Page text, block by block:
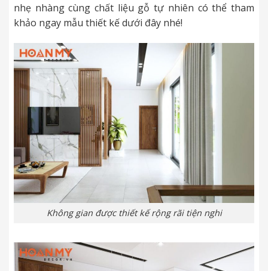
nhẹ nhàng cùng chất liệu gỗ tự nhiên có thể tham
khảo ngay mẫu thiết kế dưới đây nhé!
Không gian được thiết kế rộng rãi tiện nghi